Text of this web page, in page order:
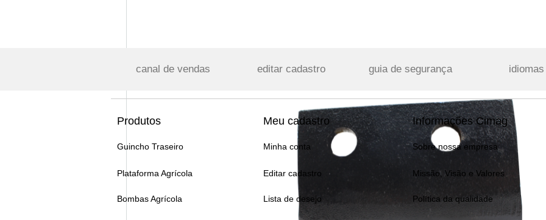
canal de vendas editar cadastro guia de segurança idiomas
Produtos Meu cadastro Informações Cimag
Guincho Traseiro Minha conta Sobre nossa empresa
Plataforma Agrícola Editar cadastro Missão, Visão e Valores
Bombas Agrícola Lista de desejo Política da qualidade